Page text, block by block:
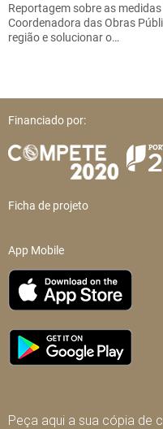
Reportagem sobre as
Coordenadora das Obras
região e solucionar o…
Financiado por:
Ficha de projeto
App Mobile
Peça aqui a sua cópia de